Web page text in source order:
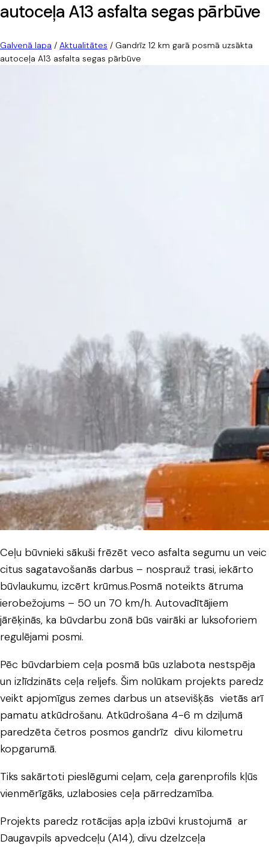
autoceļa A13 asfalta segas pārbūve
Galvenā lapa / Aktualitātes / Gandrīz 12 km garā posmā uzsākta
autoceļa A13 asfalta segas pārbūve
Ceļu būvnieki sākuši frēzēt veco asfalta segumu un veic
citus sagatavošanās darbus – nosprauž trasi, iekārto
būvlaukumu, izcērt krūmus.Posmā noteikts ātruma
ierobežojums – 50 un 70 km/h. Autovadītājiem
jārēķinās, ka būvdarbu zonā būs vairāki ar luksoforiem
regulējami posmi.
Pēc būvdarbiem ceļa posmā būs uzlabota nestspēja
un izlīdzināts ceļa reljefs. Šim nolūkam projekts paredz
veikt apjomīgus zemes darbus un atsevišķās vietās arī
pamatu atkūdrošanu. Atkūdrošana 4-6 m dziļumā
paredzēta četros posmos gandrīz divu kilometru
kopgarumā.
Tiks sakārtoti pieslēgumi ceļam, ceļa garenprofils kļūs
vienmērīgāks, uzlabosies ceļa pārredzamība.
Projekts paredz rotācijas apļa izbūvi krustojumā ar
Daugavpils apvedceļu (A14), divu dzelzceļa